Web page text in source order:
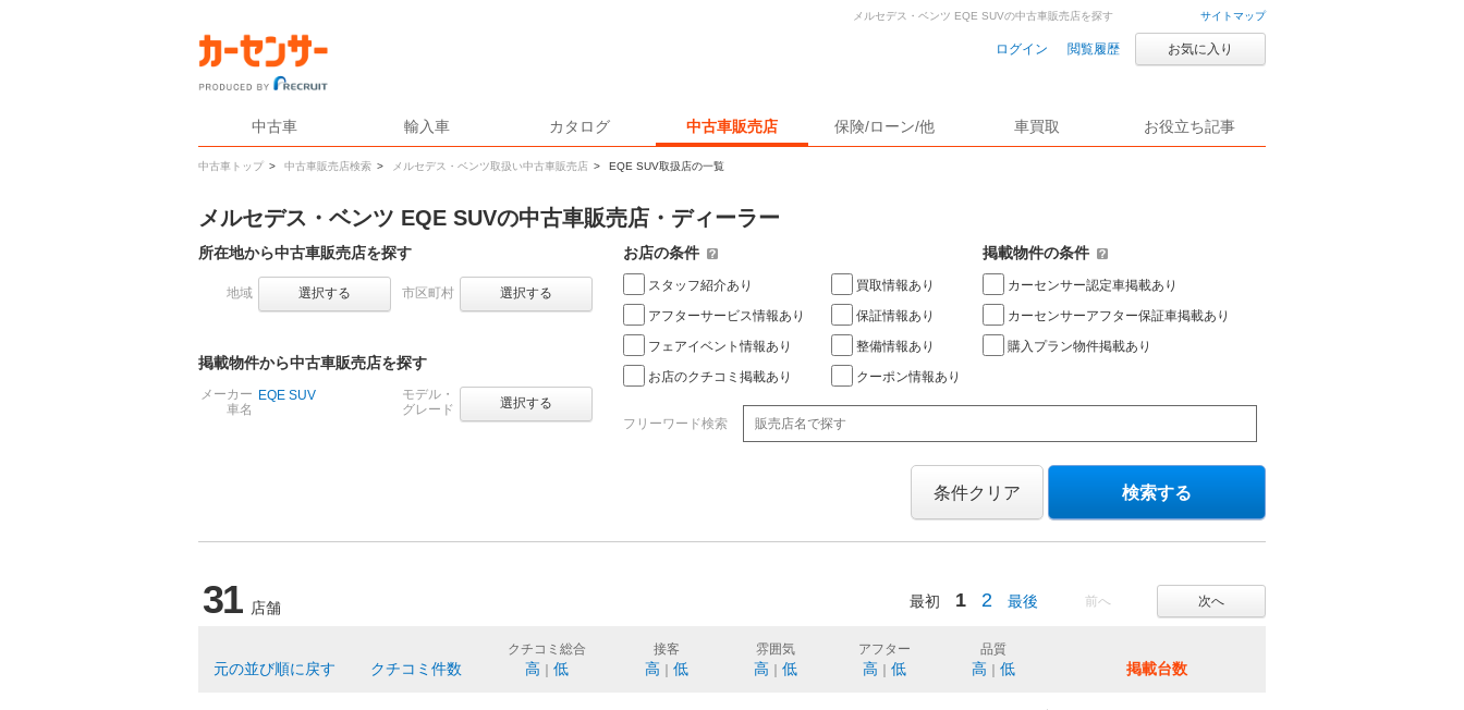
サイトマップ
ログイン 閲覧履歴 お気に入り
中古車 輸入車 カタログ 中古車販売店 保険/ローン/他 車買取 お役立ち記事
中古車トップ > 中古車販売店検索 > メルセデス・ベンツ取扱い中古車販売店 > EQE SUV取扱店の一覧
メルセデス・ベンツ EQE SUVの中古車販売店を探す
メルセデス・ベンツ EQE SUVの中古車販売店・ディーラー
所在地から中古車販売店を探す
地域 選択する 市区町村 選択する
掲載物件から中古車販売店を探す
メーカー
車名
EQE SUV
モデル・
グレード
選択する
お店の条件
スタッフ紹介あり
アフターサービス情報あり
フェアイベント情報あり
お店のクチコミ掲載あり
買取情報あり
保証情報あり
整備情報あり
クーポン情報あり
掲載物件の条件
カーセンサー認定車掲載あり
カーセンサーアフター保証車掲載あり
購入プラン物件掲載あり
フリーワード検索
条件クリア 検索する
31 店舗 前へ 次へ
最初 1 2 最後
元の並び順に戻す クチコミ件数
クチコミ総合
高 低
接客
高 低
雰囲気
高 低
アフター
高 低
品質
高 低 掲載台数